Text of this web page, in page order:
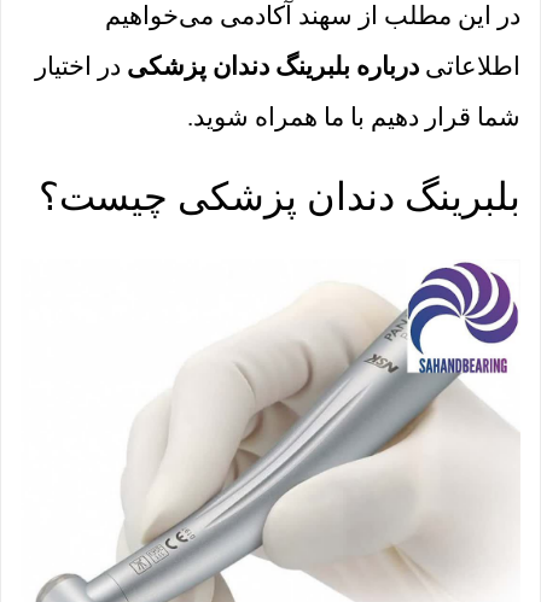
در این مطلب از سهند آکادمی می‌خواهیم
اطلاعاتی درباره بلبرینگ دندان پزشکی در اختیار
شما قرار دهیم با ما همراه شوید.
بلبرینگ دندان پزشکی چیست؟